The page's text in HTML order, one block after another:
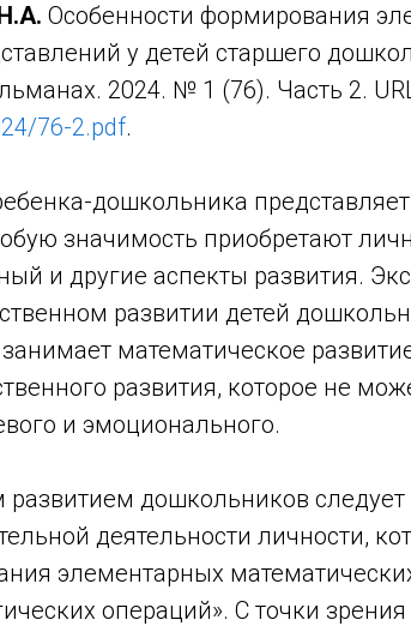
Особенности формирования
у детей старшего
2024. № 1 (76). Часть 2.
76-2.pdf.
дошкольника
значимость приобретают
и другие аспекты развития.
развитии детей
математическое
развития, которое не
и эмоционального.
дошкольников
деятельности личности,
элементарных
операций». С точки зрения